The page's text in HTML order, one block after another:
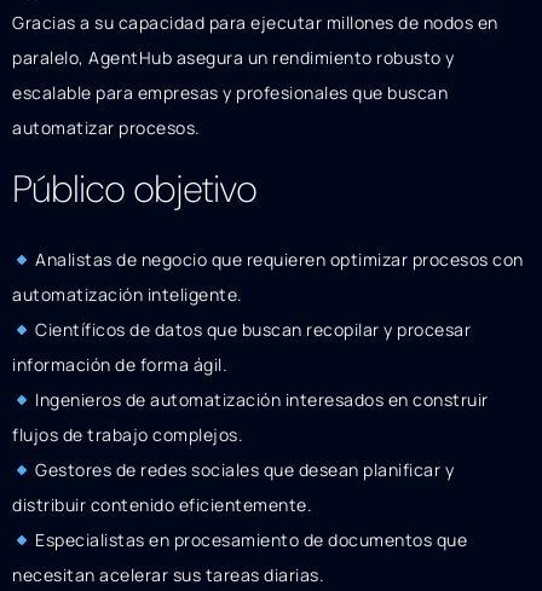
Gracias a su capacidad para ejecutar millones de nodos en
paralelo, AgentHub asegura un rendimiento robusto y
escalable para empresas y profesionales que buscan
automatizar procesos.
Público objetivo
Analistas de negocio que requieren optimizar procesos con
automatización inteligente.
Científicos de datos que buscan recopilar y procesar
información de forma ágil.
Ingenieros de automatización interesados en construir
flujos de trabajo complejos.
Gestores de redes sociales que desean planificar y
distribuir contenido eficientemente.
Especialistas en procesamiento de documentos que
necesitan acelerar sus tareas diarias.